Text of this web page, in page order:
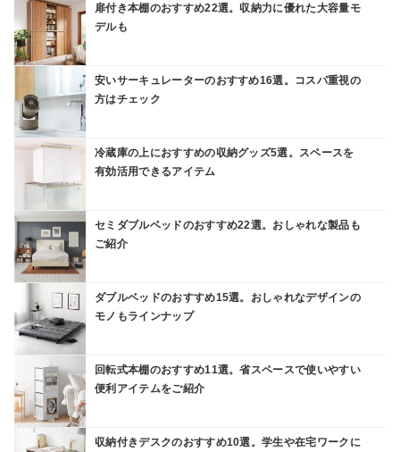
扉付き本棚のおすすめ22選。収納力に優れた大容量モ
デルも
安いサーキュレーターのおすすめ16選。コスパ重視の
方はチェック
冷蔵庫の上におすすめの収納グッズ5選。スペースを
有効活用できるアイテム
セミダブルベッドのおすすめ22選。おしゃれな製品も
ご紹介
ダブルベッドのおすすめ15選。おしゃれなデザインの
モノもラインナップ
回転式本棚のおすすめ11選。省スペースで使いやすい
便利アイテムをご紹介
収納付きデスクのおすすめ10選。学生や在宅ワークに